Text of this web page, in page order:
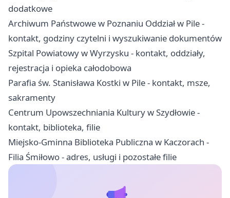
dodatkowe
Archiwum Państwowe w Poznaniu Oddział w Pile -
kontakt, godziny czytelni i wyszukiwanie dokumentów
Szpital Powiatowy w Wyrzysku - kontakt, oddziały,
rejestracja i opieka całodobowa
Parafia św. Stanisława Kostki w Pile - kontakt, msze,
sakramenty
Centrum Upowszechniania Kultury w Szydłowie -
kontakt, biblioteka, filie
Miejsko-Gminna Biblioteka Publiczna w Kaczorach -
Filia Śmiłowo - adres, usługi i pozostałe filie